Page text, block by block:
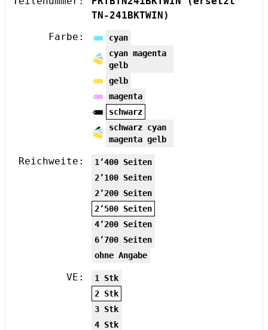
TN-241BKTWIN)
Farbe:
cyan
cyan magenta
gelb
gelb
magenta
schwarz
schwarz cyan
magenta gelb
Reichweite:
1’400 Seiten
2’100 Seiten
2’200 Seiten
2’500 Seiten
4’200 Seiten
6’700 Seiten
ohne Angabe
VE:
1 Stk
2 Stk
3 Stk
4 Stk